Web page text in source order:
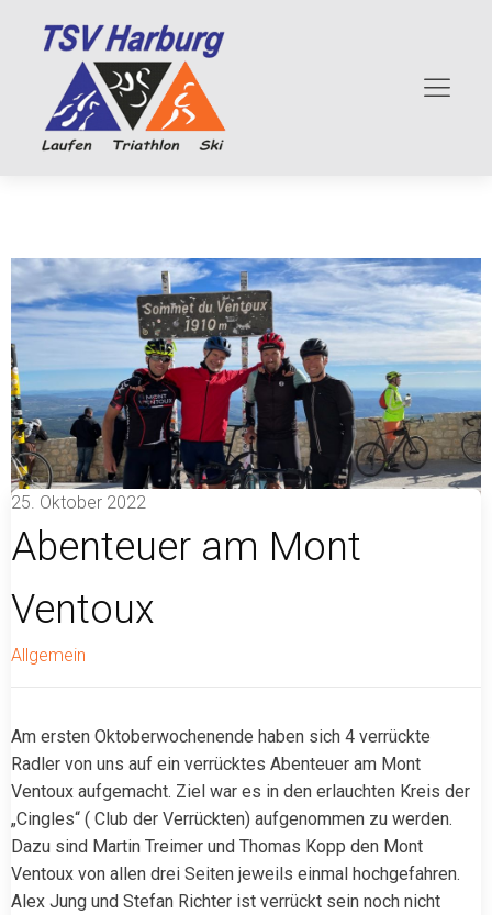
25. Oktober 2022
Abenteuer am Mont
Ventoux
Allgemein
Am ersten Oktoberwochenende haben sich 4 verrückte
Radler von uns auf ein verrücktes Abenteuer am Mont
Ventoux aufgemacht. Ziel war es in den erlauchten Kreis der
„Cingles“ ( Club der Verrückten) aufgenommen zu werden.
Dazu sind Martin Treimer und Thomas Kopp den Mont
Ventoux von allen drei Seiten jeweils einmal hochgefahren.
Alex Jung und Stefan Richter ist verrückt sein noch nicht